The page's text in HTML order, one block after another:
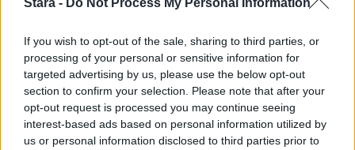
Stara - Do Not Process My Personal Information
If you wish to opt-out of the sale, sharing to third parties, or
processing of your personal or sensitive information for
targeted advertising by us, please use the below opt-out
section to confirm your selection. Please note that after your
opt-out request is processed you may continue seeing
interest-based ads based on personal information utilized by
us or personal information disclosed to third parties prior to
Uskotko silmiäsi? Mies ratkaisi
kolme Rubikin kuutiota
jongleeratessaan niitä